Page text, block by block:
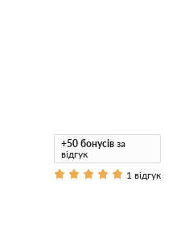
+50 бонусів за
відгук
1 відгук